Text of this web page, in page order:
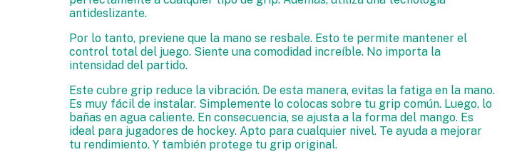
antideslizante.
Por lo tanto, previene que la mano se resbale. Esto te permite mantener el
control total del juego. Siente una comodidad increíble. No importa la
intensidad del partido.
Este cubre grip reduce la vibración. De esta manera, evitas la fatiga en la mano.
Es muy fácil de instalar. Simplemente lo colocas sobre tu grip común. Luego, lo
bañas en agua caliente. En consecuencia, se ajusta a la forma del mango. Es
ideal para jugadores de hockey. Apto para cualquier nivel. Te ayuda a mejorar
tu rendimiento. Y también protege tu grip original.